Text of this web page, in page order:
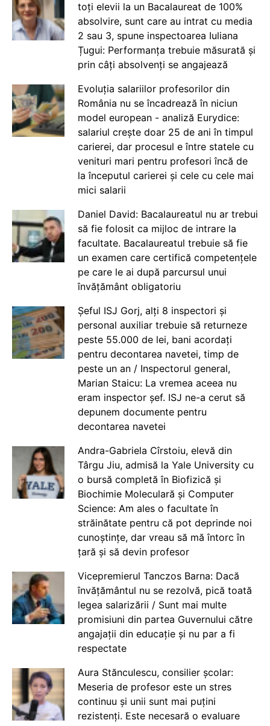
toți elevii la un Bacalaureat de 100%
absolvire, sunt care au intrat cu media
2 sau 3, spune inspectoarea Iuliana
Țugui: Performanța trebuie măsurată și
prin câți absolvenți se angajează
Evoluția salariilor profesorilor din
România nu se încadrează în niciun
model european - analiză Eurydice:
salariul crește doar 25 de ani în timpul
carierei, dar procesul e între statele cu
venituri mari pentru profesori încă de
la începutul carierei și cele cu cele mai
mici salarii
Daniel David: Bacalaureatul nu ar trebui
să fie folosit ca mijloc de intrare la
facultate. Bacalaureatul trebuie să fie
un examen care certifică competențele
pe care le ai după parcursul unui
învățământ obligatoriu
Șeful ISJ Gorj, alți 8 inspectori și
personal auxiliar trebuie să returneze
peste 55.000 de lei, bani acordați
pentru decontarea navetei, timp de
peste un an / Inspectorul general,
Marian Staicu: La vremea aceea nu
eram inspector șef. ISJ ne-a cerut să
depunem documente pentru
decontarea navetei
Andra-Gabriela Cîrstoiu, elevă din
Târgu Jiu, admisă la Yale University cu
o bursă completă în Biofizică și
Biochimie Moleculară și Computer
Science: Am ales o facultate în
străinătate pentru că pot deprinde noi
cunoștințe, dar vreau să mă întorc în
țară și să devin profesor
Vicepremierul Tanczos Barna: Dacă
învățământul nu se rezolvă, pică toată
legea salarizării / Sunt mai multe
promisiuni din partea Guvernului către
angajații din educație și nu par a fi
respectate
Aura Stănculescu, consilier școlar:
Meseria de profesor este un stres
continuu și unii sunt mai puțini
rezistenți. Este necesară o evaluare